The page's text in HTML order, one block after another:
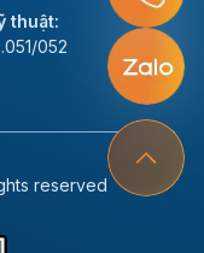
thuật:
052
reserved